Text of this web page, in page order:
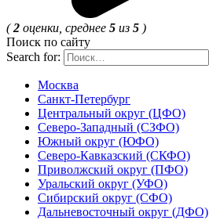
(2 оценки, среднее 5 из 5 )
Поиск по сайту
Search for:
Москва
Санкт-Петербург
Центральный округ (ЦФО)
Северо-Западный (СЗФО)
Южный округ (ЮФО)
Северо-Кавказский (СКФО)
Приволжский округ (ПФО)
Уральский округ (УФО)
Сибирский округ (СФО)
Дальневосточный округ (ДФО)